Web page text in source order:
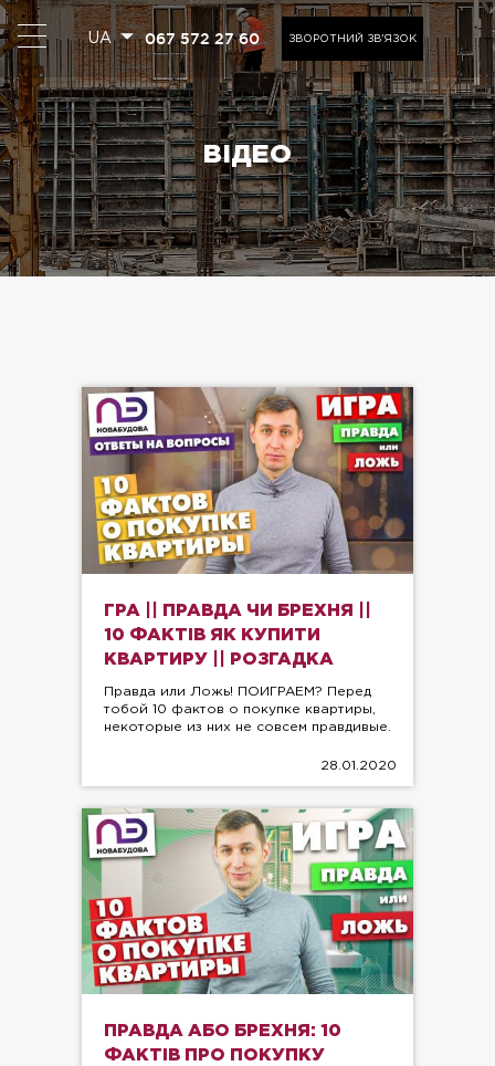
UA 067 572 27 60 ЗВОРОТНИЙ ЗВ'ЯЗОК
ВІДЕО
ГРА || ПРАВДА ЧИ БРЕХНЯ ||
10 ФАКТІВ ЯК КУПИТИ
КВАРТИРУ || РОЗГАДКА
Правда или Ложь! ПОИГРАЕМ? Перед
тобой 10 фактов о покупке квартиры,
некоторые из них не совсем правдивые.
28.01.2020
ПРАВДА АБО БРЕХНЯ: 10
ФАКТІВ ПРО ПОКУПКУ